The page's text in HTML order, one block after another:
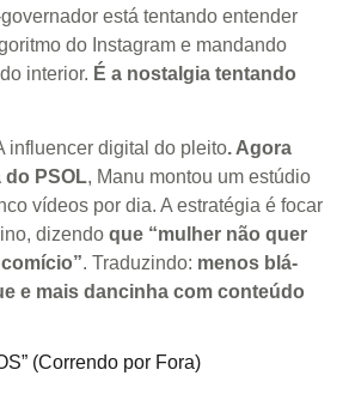
está tentando entender
do Instagram e mandando
interior. É a nostalgia tentando
influencer digital do pleito. Agora
do PSOL, Manu montou um estúdio
vídeos por dia. A estratégia é focar
dizendo que “mulher não quer
. Traduzindo: menos blá-
e mais dancinha com conteúdo
(Correndo por Fora)